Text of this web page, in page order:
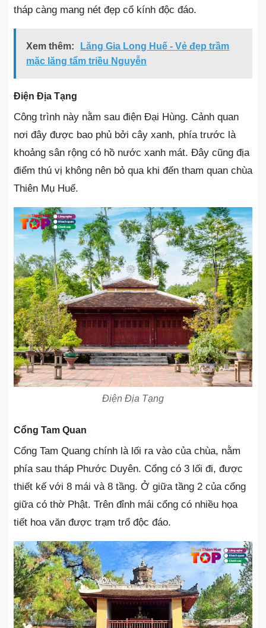
tháp càng mang nét đẹp cổ kính độc đáo.
Xem thêm:
Lăng Gia Long Huế - Vẻ đẹp trầm
mặc lăng tẩm triều Nguyễn
Điện Địa Tạng
Công trình này nằm sau điện Đại Hùng. Cảnh quan
nơi đây được bao phủ bởi cây xanh, phía trước là
khoảng sân rộng có hồ nước xanh mát. Đây cũng địa
điểm thú vị không nên bỏ qua khi đến tham quan chùa
Thiên Mụ Huế.
Điện Địa Tạng
Cổng Tam Quan
Cổng Tam Quang chính là lối ra vào của chùa, nằm
phía sau tháp Phước Duyên. Cổng có 3 lối đi, được
thiết kế với 8 mái và 8 tầng. Ở giữa tầng 2 của cổng
giữa có thờ Phật. Trên đỉnh mái cổng có nhiều họa
tiết hoa văn được trạm trổ độc đáo.